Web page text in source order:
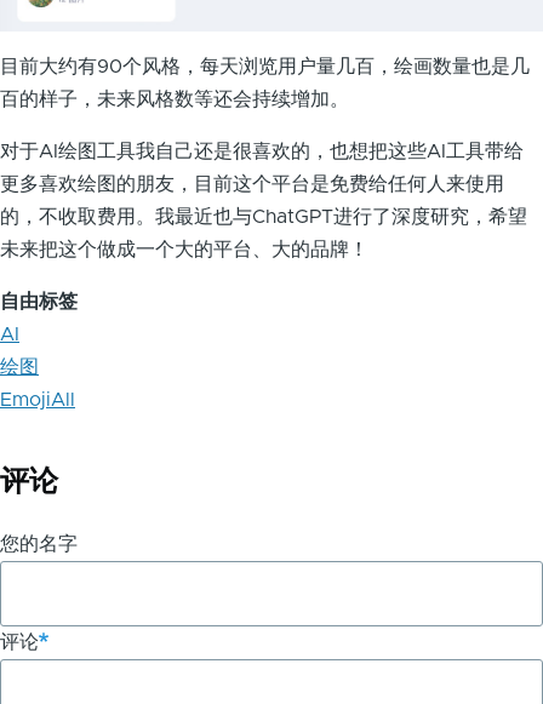
目前大约有90个风格，每天浏览用户量几百，绘画数量也是几
百的样子，未来风格数等还会持续增加。
对于AI绘图工具我自己还是很喜欢的，也想把这些AI工具带给
更多喜欢绘图的朋友，目前这个平台是免费给任何人来使用
的，不收取费用。我最近也与ChatGPT进行了深度研究，希望
未来把这个做成一个大的平台、大的品牌！
自由标签
AI
绘图
EmojiAll
评论
您的名字
评论